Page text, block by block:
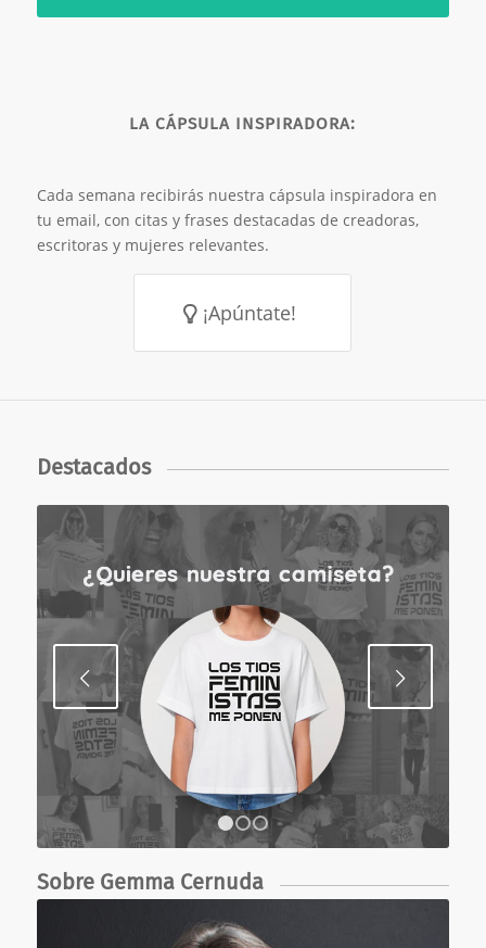
LA CÁPSULA INSPIRADORA:
Cada semana recibirás nuestra cápsula inspiradora en
tu email, con citas y frases destacadas de creadoras,
escritoras y mujeres relevantes.
¡Apúntate!
Destacados
Posterior
3
Sobre Gemma Cernuda